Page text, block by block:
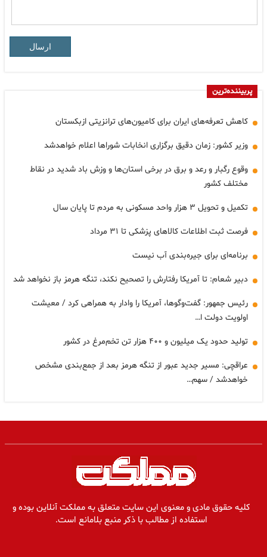
ارسال
پربیننده‌ترین
کاهش تعرفه‌های ایران برای کامیون‌های ترانزیتی ازبکستان
وزیر کشور: زمان دقیق برگزاری انخابات شوراها اعلام خواهدشد
وقوع رگبار و رعد و برق در برخی استان‌ها و وزش باد شدید در نقاط
مختلف کشور
تکمیل و تحویل ۳ هزار واحد مسکونی به مردم تا پایان سال
فرصت ثبت اطلاعات کالاهای پزشکی تا ۳۱ مرداد
برنامه‌ای برای جیره‌بندی آب نیست
دبیر شعام: تا آمریکا رفتارش را تصحیح نکند، تنگه هرمز باز نخواهد شد
رئیس جمهور: گفت‌وگوها، آمریکا را وادار به همراهی کرد / معیشت
اولویت دولت ا…
تولید حدود یک میلیون و ۴۰۰ هزار تن تخم‌مرغ در کشور
عراقچی: مسیر جدید عبور از تنگه هرمز بعد از جمع‌بندی مشخص
خواهدشد / سهم…
کلیه حقوق مادی و معنوی این سایت متعلق به مملکت آنلاین بوده و
استفاده از مطالب با ذکر منبع بلامانع است.